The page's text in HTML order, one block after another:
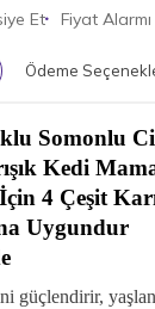
Et Fiyat Alarmı
Ödeme
Somonlu
Kedi
4 Çeşit
Uygundur
güçlendirir,